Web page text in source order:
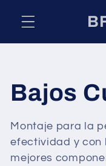
directamente
al contenido
C
o
l
Bajos
Montaje para la
efectividad y con
mejores